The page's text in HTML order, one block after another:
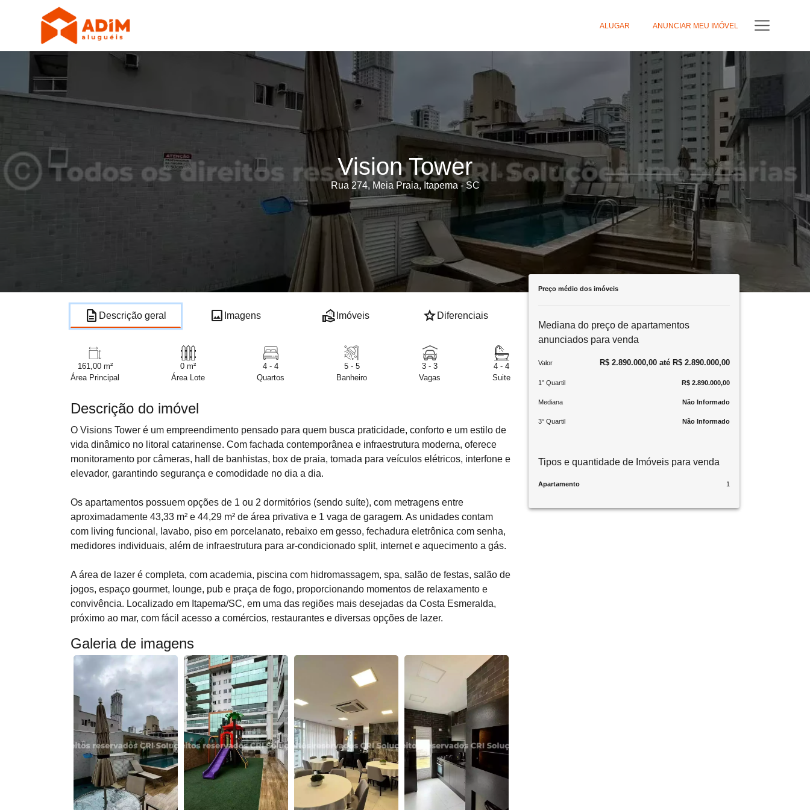
ALUGAR ANUNCIAR MEU IMÓVEL
Vision Tower
Rua 274, Meia Praia, Itapema - SC
description Descrição geral image Imagens real_estate_agent Imóveis star Diferenciais
161,00 m²
Área Principal
0 m²
Área Lote
4 - 4
Quartos
5 - 5
Banheiro
3 - 3
Vagas
4 - 4
Suite
Descrição do imóvel
O Visions Tower é um empreendimento pensado para quem busca praticidade, conforto e um estilo de
vida dinâmico no litoral catarinense. Com fachada contemporânea e infraestrutura moderna, oferece
monitoramento por câmeras, hall de banhistas, box de praia, tomada para veículos elétricos, interfone e
elevador, garantindo segurança e comodidade no dia a dia.
Os apartamentos possuem opções de 1 ou 2 dormitórios (sendo suíte), com metragens entre
aproximadamente 43,33 m² e 44,29 m² de área privativa e 1 vaga de garagem. As unidades contam
com living funcional, lavabo, piso em porcelanato, rebaixo em gesso, fechadura eletrônica com senha,
medidores individuais, além de infraestrutura para ar-condicionado split, internet e aquecimento a gás.
A área de lazer é completa, com academia, piscina com hidromassagem, spa, salão de festas, salão de
jogos, espaço gourmet, lounge, pub e praça de fogo, proporcionando momentos de relaxamento e
convivência. Localizado em Itapema/SC, em uma das regiões mais desejadas da Costa Esmeralda,
próximo ao mar, com fácil acesso a comércios, restaurantes e diversas opções de lazer.
Galeria de imagens
Preço médio dos imóveis
Mediana do preço de apartamentos
anunciados para venda
Valor R$ 2.890.000,00 até R$ 2.890.000,00
1° Quartil R$ 2.890.000,00
Mediana Não Informado
3° Quartil Não Informado
Tipos e quantidade de Imóveis para venda
Apartamento 1